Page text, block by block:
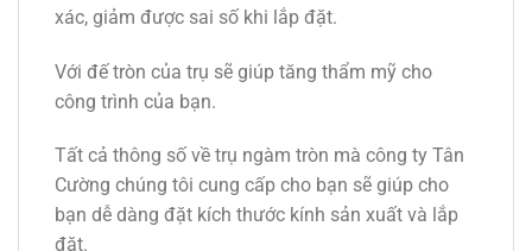
xác, giảm được sai số khi lắp đặt.
Với đế tròn của trụ sẽ giúp tăng thẩm mỹ cho
công trình của bạn.
Tất cả thông số về trụ ngàm tròn mà công ty Tân
Cường chúng tôi cung cấp cho bạn sẽ giúp cho
bạn dễ dàng đặt kích thước kính sản xuất và lắp
đặt.